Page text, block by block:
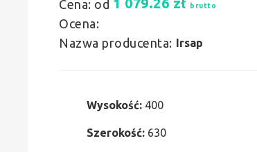
Cena: od brutto
Ocena:
Nazwa producenta: Irsap
Wysokość: 400
Szerokość: 630